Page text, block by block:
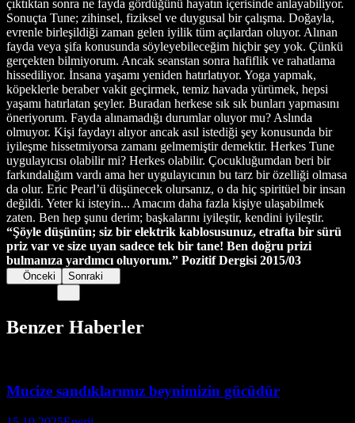
çıktıktan sonra ne fayda gördüğünü hayatın içerisinde anlayabiliyor.
Sonuçta Tune; zihinsel, fiziksel ve duygusal bir çalışma. Doğayla,
evrenle birleşildiği zaman gelen iyilik tüm açılardan oluyor. Alınan
fayda veya şifa konusunda söyleyebileceğim hiçbir şey yok. Çünkü
gerçekten bilmiyorum. Ancak seanstan sonra hafiflik ve rahatlama
hissediliyor. İnsana yaşamı yeniden hatırlatıyor. Yoga yapmak,
köpeklerle beraber vakit geçirmek, temiz havada yürümek, hepsi
yaşamı hatırlatan şeyler. Buradan herkese sık sık bunları yapmasını
öneriyorum. Fayda alınamadığı durumlar oluyor mu? Aslında
olmuyor. Kişi faydayı alıyor ancak asıl istediği şey konusunda bir
iyileşme hissetmiyorsa zamanı gelmemiştir demektir. Herkes Tune
uygulayıcısı olabilir mi? Herkes olabilir. Çocukluğumdan beri bir
farkındalığım vardı ama her uygulayıcının bu tarz bir özelliği olmasa
da olur. Eric Pearl’ü düşünecek olursanız, o da hiç spiritüel bir insan
değildi. Yeter ki isteyin... Amacım daha fazla kişiye ulaşabilmek
zaten. Ben hep şunu derim; başkalarını iyileştir, kendini iyileştir.
“Şöyle düşünün; siz bir elektrik kablosusunuz, etrafta bir sürü
priz var ve size uyan sadece tek bir tane! Ben doğru prizi
bulmanıza yardımcı oluyorum.” Pozitif Dergisi 2015/03
Önceki Sonraki
Benzer Haberler
Mucize sandıklarımız beynimizin gücüdür